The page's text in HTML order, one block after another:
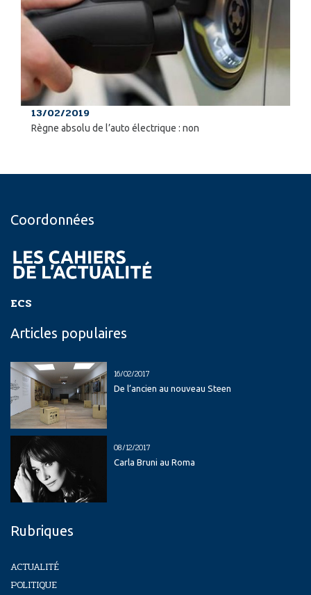
13/02/2019
Règne absolu de l’auto électrique : non
Coordonnées
ECS
Articles populaires
16/02/2017
De l’ancien au nouveau Steen
08/12/2017
Carla Bruni au Roma
Rubriques
ACTUALITÉ
POLITIQUE